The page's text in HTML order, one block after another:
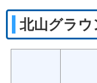
北山グラ